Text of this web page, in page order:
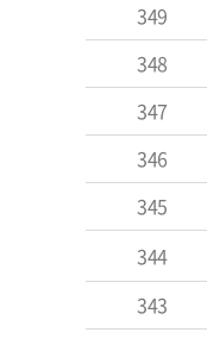
349
348
347
346
345
344
343